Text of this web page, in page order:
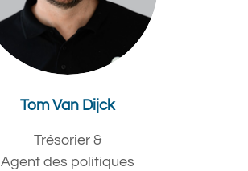
Tom Van Dijck
Trésorier &
Agent des politiques